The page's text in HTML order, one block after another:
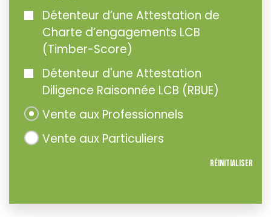
Détenteur d’une Attestation de
Charte d’engagements LCB
(Timber-Score)
Détenteur d'une Attestation
Diligence Raisonnée LCB (RBUE)
Vente aux Professionnels
Vente aux Particuliers
Réinitialiser